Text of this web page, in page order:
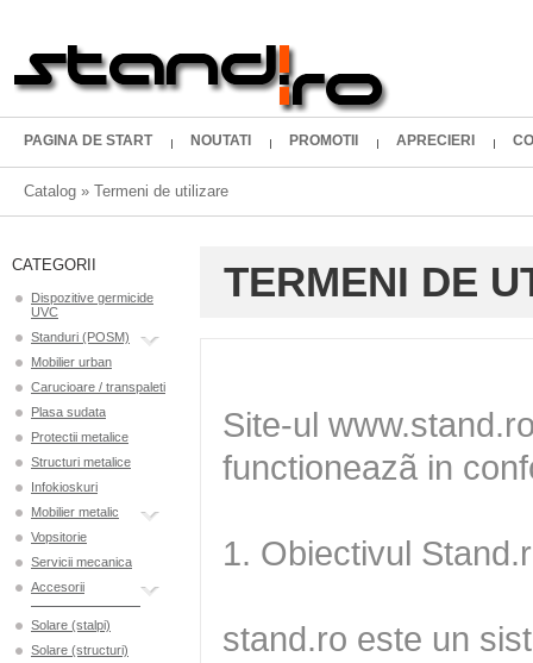
PAGINA DE START NOUTATI PROMOTII APRECIERI
Catalog » Termeni de utilizare
TERMENI DE
CATEGORII
Dispozitive germicide
UVC
Standuri (POSM)
Mobilier urban
Carucioare / transpaleti
Plasa sudata
Protectii metalice
Structuri metalice
Infokioskuri
Mobilier metalic
Vopsitorie
Servicii mecanica
Accesorii
Solare (stalpi)
Solare (structuri)